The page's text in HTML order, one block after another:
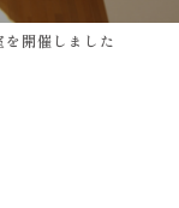
開催しました